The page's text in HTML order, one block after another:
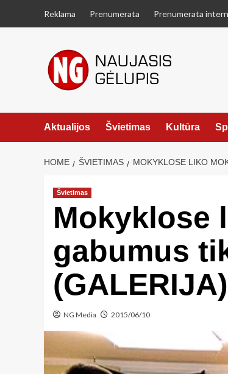
Reklama Prenumerata Prenumerata
Aktualijos Švietimas Kultūra
HOME ŠVIETIMAS MOKYKLOSE LIKO
Švietimas
Mokyklose
gabumus
(GALERIJA)
NG Media 2015/06/10